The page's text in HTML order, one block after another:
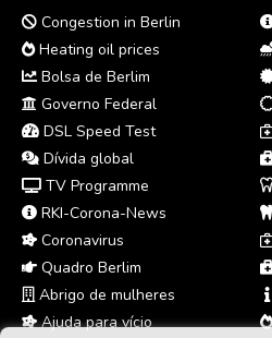
Congestion in Berlin
Heating oil prices
Bolsa de Berlim
Governo Federal
DSL Speed Test
Dívida global
TV Programme
RKI-Corona-News
Coronavirus
Quadro Berlim
Abrigo de mulheres
Ajuda para vício